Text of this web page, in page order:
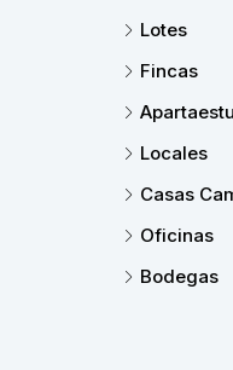
Lotes
Fincas
Locales
Casas
Oficinas
Bodegas